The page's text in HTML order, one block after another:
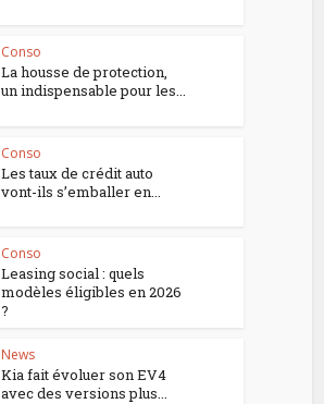
Conso
La housse de protection,
un indispensable pour les...
Conso
Les taux de crédit auto
vont-ils s’emballer en...
Conso
Leasing social : quels
modèles éligibles en 2026
?
News
Kia fait évoluer son EV4
avec des versions plus...